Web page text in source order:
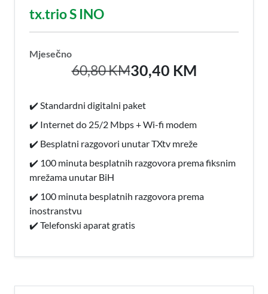
tx.trio S INO
Mjesečno
60,80 KM30,40 KM
✔️ Standardni digitalni paket
✔️ Internet do 25/2 Mbps + Wi-fi modem
✔️ Besplatni razgovori unutar TXtv mreže
✔️ 100 minuta besplatnih razgovora prema fiksnim
mrežama unutar BiH
✔️ 100 minuta besplatnih razgovora prema
inostranstvu
✔️ Telefonski aparat gratis